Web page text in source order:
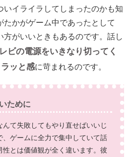
いイライラしてしまったのかも知
たかがゲーム中であったとして
方がいいときもあるのです。話し
ビの電源をいきなり切ってく
ッと感に苛まれるのです。
ために
て失敗してもやり直せばいいじ
、ゲームに全力で集中していて話
性とは価値観が全く違います。彼